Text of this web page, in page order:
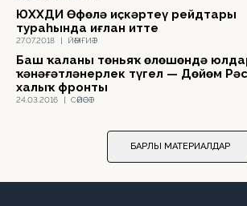
27.07.2018 | ЙӘМҒИӘТ
ЮХХДИ Өфөлә иҫкәртеү рейдтары
тураһында иғлан итте
24.03.2016 | СӘЙӘСӘТ
Баш ҡаланың төньяҡ өлөшөндә
ҡәнәғәтләнерлек түгел — Дөйөм
халыҡ фронты
БАРЛЫҠ МАТЕРИАЛДАР